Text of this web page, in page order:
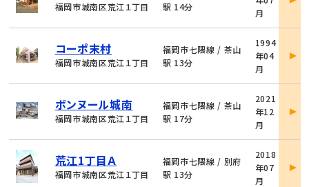
福岡市城南区荒江１丁目
駅 14分
月
詳
コーポ末村
福岡市城南区荒江１丁目
福岡市七隈線 / 茶山
駅 13分
1994
年04
月
詳
ボンヌール城南
福岡市城南区荒江１丁目
福岡市七隈線 / 茶山
駅 17分
2021
年12
月
詳
荒江1丁目Ａ
福岡市城南区荒江１丁目
福岡市七隈線 / 別府
駅 13分
2018
年07
月
詳